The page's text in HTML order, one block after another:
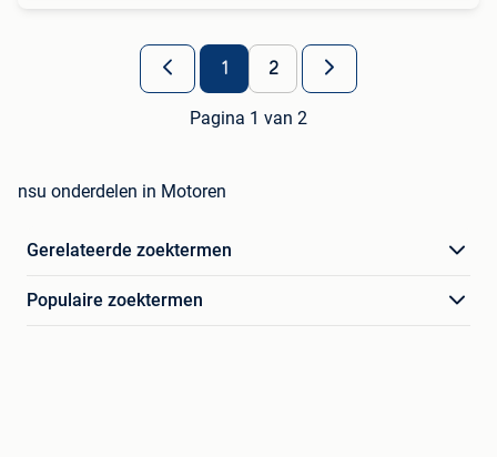
1 2
Pagina 1 van 2
nsu onderdelen in Motoren
Gerelateerde zoektermen
Populaire zoektermen